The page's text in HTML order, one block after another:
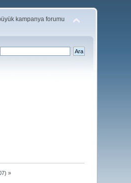
kampanya forumu
) »